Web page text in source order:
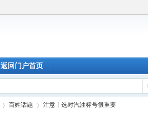
返回门户首页
百姓话题 注意丨选对汽油标号很重要